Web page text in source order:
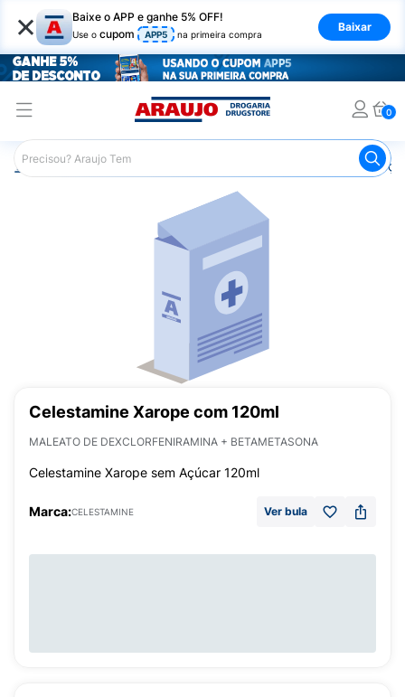
× Baixe o APP e ganhe 5% OFF!
Use o cupom APP5 na primeira compra
Baixar
0
Araujo Medicamentos Remédios para Alergias e
Celestamine Xarope com 120ml
MALEATO DE DEXCLORFENIRAMINA + BETAMETASONA
Celestamine Xarope sem Açúcar 120ml
Marca:CELESTAMINE Ver bula